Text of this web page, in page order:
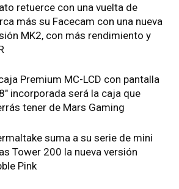
retuerce con una vuelta de
más su Facecam con una nueva
MK2, con más rendimiento y
Premium MC-LCD con pantalla
incorporada será la caja que
tener de Mars Gaming
suma a su serie de mini
Tower 200 la nueva versión
Pink